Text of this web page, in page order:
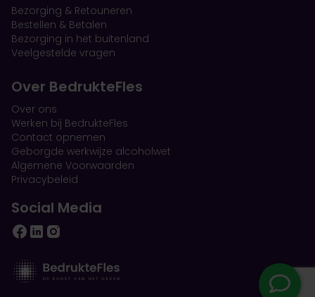
Bezorging & Retouneren
Bestellen & Betalen
Bezorging in het buitenland
Veelgestelde vragen
Over BedrukteFles
Over ons
Werken bij BedrukteFles
Contact opnemen
Geborgde werkwijze alcoholwet
Algemene Voorwaarden
Privacybeleid
Social Media